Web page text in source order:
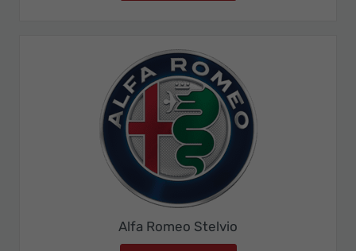
Alfa Romeo Stelvio